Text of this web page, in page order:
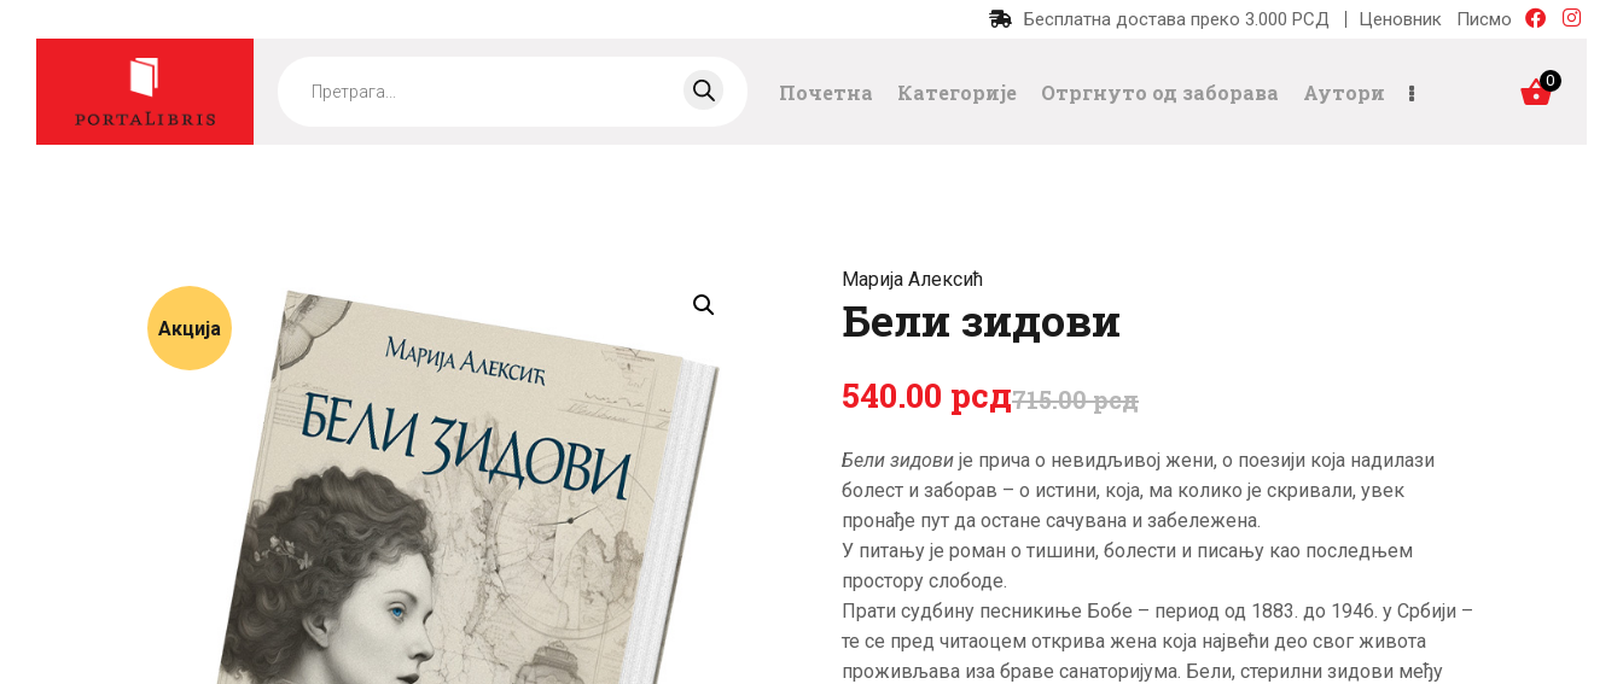
Бесплатна достава преко 3.000 РСД Ценовник Писмо
search
Почетна Категорије Отргнуто од заборава Аутори 0
КАТЕГОРИЈЕ
НОВЕ КЊИГЕ
ОТРГНУТО ОД
ЗАБОРАВА
АУТОРИ
АКТУЕЛНОСТИ
ЦЕНОВНИК
Акција
Марија Алексић
Бели зидови
715.00рсд
540.00 рсд
Бели зидови je прича о невидљивој жени, о поезији која надилази
болест и заборав – о истини, која, ма колико је скривали, увек
пронађе пут да остане сачувана и забележена.
У питању је роман о тишини, болести и писању као последњем
простору слободе.
Прати судбину песникиње Бобе – период од 1883. до 1946. у Србији –
те се пред читаоцем открива жена која највећи део свог живота
проживљава иза браве санаторијума. Бели, стерилни зидови међу